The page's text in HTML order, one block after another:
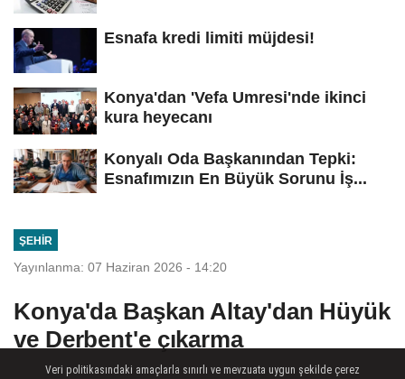
Esnafa kredi limiti müjdesi!
Konya'dan 'Vefa Umresi'nde ikinci
kura heyecanı
Konyalı Oda Başkanından Tepki:
Esnafımızın En Büyük Sorunu İş...
ŞEHIR
Yayınlanma: 07 Haziran 2026 - 14:20
Konya'da Başkan Altay'dan Hüyük
ve Derbent'e çıkarma
Veri politikasındaki amaçlarla sınırlı ve mevzuata uygun şekilde çerez